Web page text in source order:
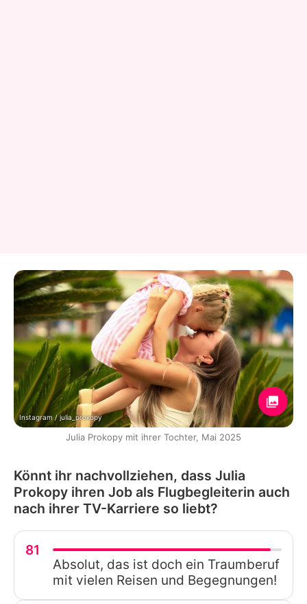
Instagram / julia_prokopy
Julia Prokopy mit ihrer Tochter, Mai 2025
Könnt ihr nachvollziehen, dass Julia
Prokopy ihren Job als Flugbegleiterin auch
nach ihrer TV-Karriere so liebt?
81
Absolut, das ist doch ein Traumberuf
mit vielen Reisen und Begegnungen!